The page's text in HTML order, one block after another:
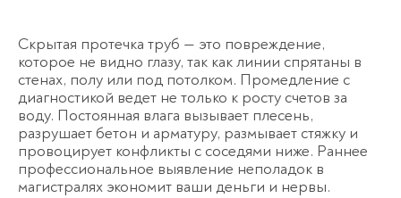
Скрытая протечка труб — это повреждение,
которое не видно глазу, так как линии спрятаны в
стенах, полу или под потолком. Промедление с
диагностикой ведет не только к росту счетов за
воду. Постоянная влага вызывает плесень,
разрушает бетон и арматуру, размывает стяжку и
провоцирует конфликты с соседями ниже. Раннее
профессиональное выявление неполадок в
магистралях экономит ваши деньги и нервы.